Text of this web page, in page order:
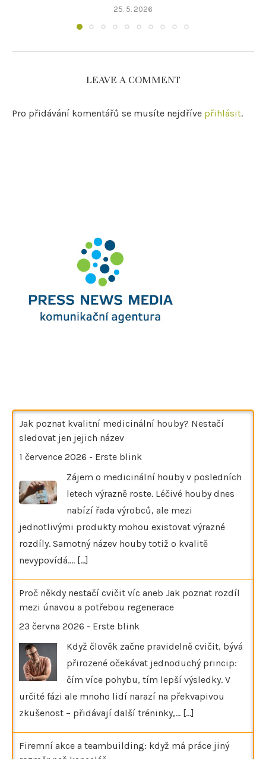
25. 5. 2026
LEAVE A COMMENT
Pro přidávání komentářů se musíte nejdříve přihlásit.
Jak poznat kvalitní medicinální houby? Nestačí
sledovat jen jejich název
1 července 2026 - Erste blink
Zájem o medicinální houby v posledních
letech výrazně roste. Léčivé houby dnes
nabízí řada výrobců, ale mezi
jednotlivými produkty mohou existovat výrazné
rozdíly. Samotný název houby totiž o kvalitě
nevypovídá.… [...]
Proč někdy nestačí cvičit víc aneb Jak poznat rozdíl
mezi únavou a potřebou regenerace
23 června 2026 - Erste blink
Když člověk začne pravidelně cvičit, bývá
přirozené očekávat jednoduchý princip:
čím více pohybu, tím lepší výsledky. V
určité fázi ale mnoho lidí narazí na překvapivou
zkušenost – přidávají další tréninky,… [...]
Firemní akce a teambuilding: když má práce jiný